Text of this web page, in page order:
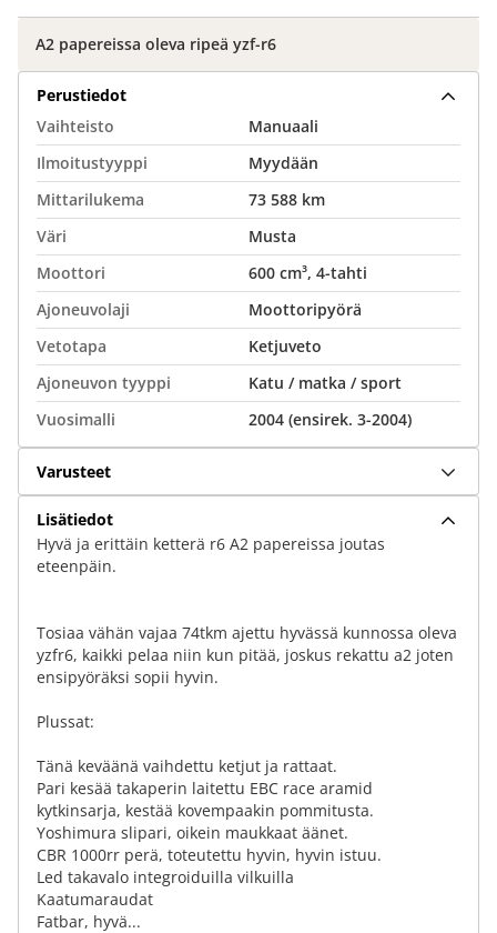
A2 papereissa oleva ripeä yzf-r6
Perustiedot
Vaihteisto
Manuaali
Ilmoitustyyppi
Myydään
Mittarilukema
73 588 km
Väri
Musta
Moottori
600 cm³, 4-tahti
Ajoneuvolaji
Moottoripyörä
Vetotapa
Ketjuveto
Ajoneuvon tyyppi
Katu / matka / sport
Vuosimalli
2004 (ensirek. 3-2004)
Varusteet
Lisätiedot
Hyvä ja erittäin ketterä r6 A2 papereissa joutas
eteenpäin.
Tosiaa vähän vajaa 74tkm ajettu hyvässä kunnossa oleva
yzfr6, kaikki pelaa niin kun pitää, joskus rekattu a2 joten
ensipyöräksi sopii hyvin.
Plussat:
Tänä keväänä vaihdettu ketjut ja rattaat.
Pari kesää takaperin laitettu EBC race aramid
kytkinsarja, kestää kovempaakin pommitusta.
Yoshimura slipari, oikein maukkaat äänet.
CBR 1000rr perä, toteutettu hyvin, hyvin istuu.
Led takavalo integroiduilla vilkuilla
Kaatumaraudat
Fatbar, hyvä...